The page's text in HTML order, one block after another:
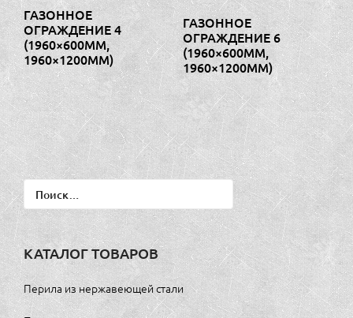
ГАЗОННОЕ
ОГРАЖДЕНИЕ 4
(1960×600ММ,
1960×1200ММ)
ГАЗОННОЕ
ОГРАЖДЕНИЕ 6
(1960×600ММ,
1960×1200ММ)
Найти:
КАТАЛОГ ТОВАРОВ
Перила из нержавеющей стали